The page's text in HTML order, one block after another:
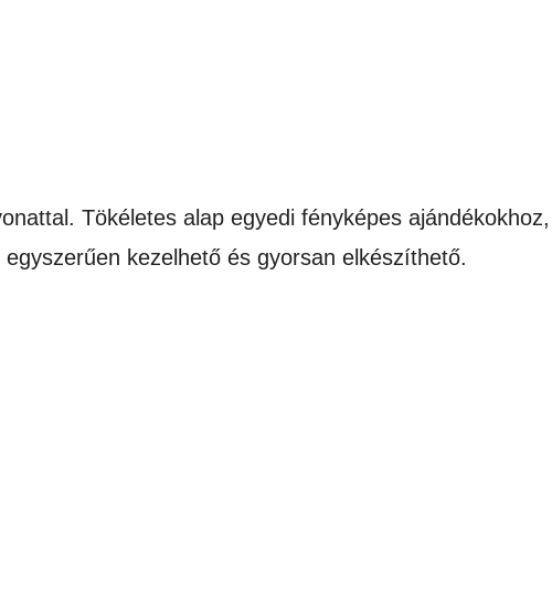
Tökéletes alap egyedi fényképes ajándékokhoz,
kezelhető és gyorsan elkészíthető.